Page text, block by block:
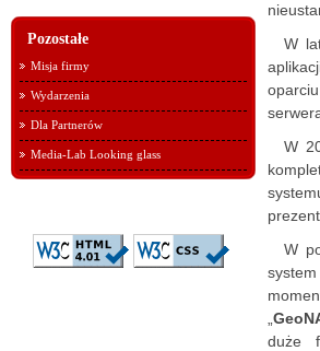
Pozostałe
Misja firmy
Wydarzenia
Dla Partnerów
Media-Lab Looking glass
W
W
W
duże